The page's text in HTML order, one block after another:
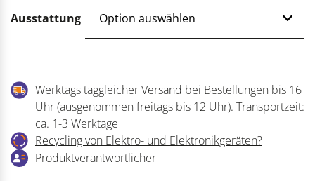
Ausstattung
Werktags taggleicher Versand bei Bestellungen bis 16
Uhr (ausgenommen freitags bis 12 Uhr). Transportzeit:
ca. 1-3 Werktage
Recycling von Elektro- und Elektronikgeräten?
Produktverantwortlicher